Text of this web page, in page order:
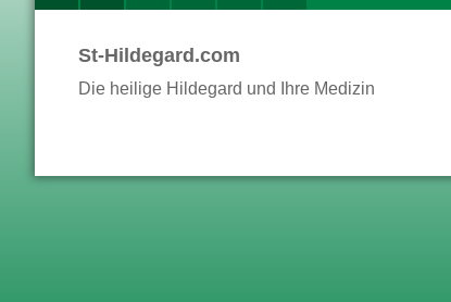
St-Hildegard.com
Die heilige Hildegard und Ihre Medizin